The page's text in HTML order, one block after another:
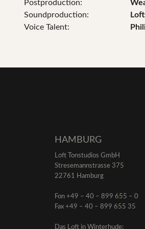
Postproduction:
Soundproduction:
Voice Talent:
HAMBURG
Loft Tonstudios GmbH
Stresemannstrasse 375
22761 Hamburg
Fon +49 – 40 – 899 655 – 0
Fax +49 – 40 – 899 655 35
Das Loft in Winterhude: